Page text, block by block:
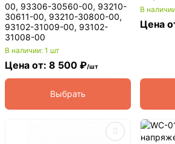
00, 93306-30560-00, 93210-
30611-00, 93210-30800-00,
93102-31009-00, 93102-
31008-00
В наличии: 1 шт
Цена от: 8 500 ₽/шт
Выбрать
В
Цена